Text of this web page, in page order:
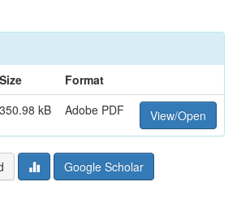
Size
Format
350.98 kB Adobe PDF View/Open
Google Scholar